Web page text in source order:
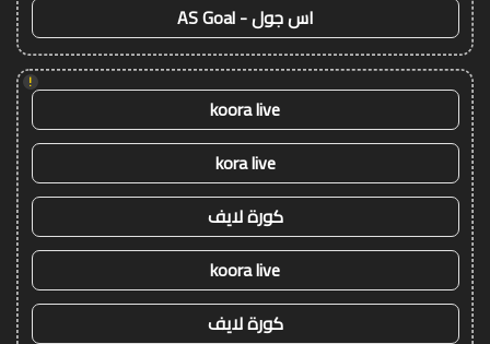
اس جول - AS Goal
!
koora live
kora live
كورة لايف
koora live
كورة لايف